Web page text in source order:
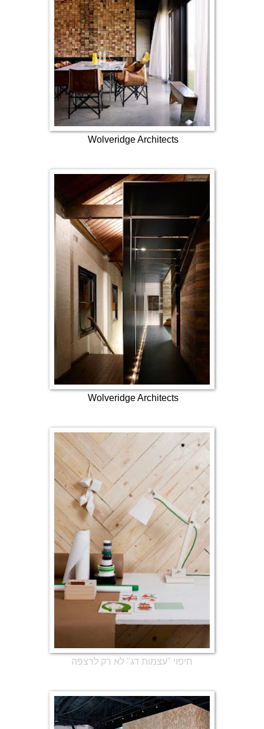
Wolveridge Architects
Wolveridge Architects
חיפוי "עצמות דג" לא רק לרצפה